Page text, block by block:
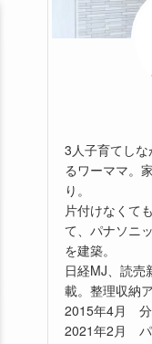
3人子育てし
るワーママ。
り。
片付けなくて
て、パナソニ
を建築。
日経MJ、読売
載。整理収納
2015年4月 分
2021年2月 パ